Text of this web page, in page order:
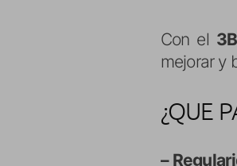
Con el
mejorar y
¿QUE
–